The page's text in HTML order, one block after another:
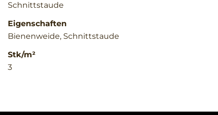
Schnittstaude
Eigenschaften
Bienenweide, Schnittstaude
Stk/m²
3